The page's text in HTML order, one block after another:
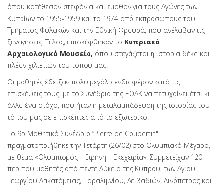
όπου κατέθεσαν στεφάνια και έμαθαν για τους Αγώνες των
Κυπρίων το 1955-1959 και το 1974 από εκπρόσωπους του
Τμήματος Φυλακών και την Εθνική Φρουρά, που ανέλαβαν τις
ξεναγήσεις. Τέλος, επισκέφθηκαν το Κυπριακό
Αρχαιολογικό Μουσείο, όπου στεγάζεται η ιστορία δέκα και
πλέον χιλιετιών του τόπου μας.
Οι μαθητές έδειξαν πολύ μεγάλο ενδιαφέρον κατά τις
επισκέψεις τους, με το Συνέδριο της ΕΟΑΚ να πετυχαίνει έτσι κι
άλλο ένα στόχο, που ήταν η μεταλαμπάδευση της ιστορίας του
τόπου μας σε επισκέπτες από το εξωτερικό.
Το 9ο Μαθητικό Συνέδριο “Pierre de Coubertin"
πραγματοποιήθηκε την Τετάρτη (26/02) στο Ολυμπιακό Μέγαρο,
με θέμα «Ολυμπισμός – Ειρήνη – Εκεχειρία». Συμμετείχαν 120
περίπου μαθητές από πέντε Λύκεια της Κύπρου, των Αγίου
Γεωργίου Λακατάμειας, Παραλιμνίου, Λειβαδιών, Λινόπετρας και